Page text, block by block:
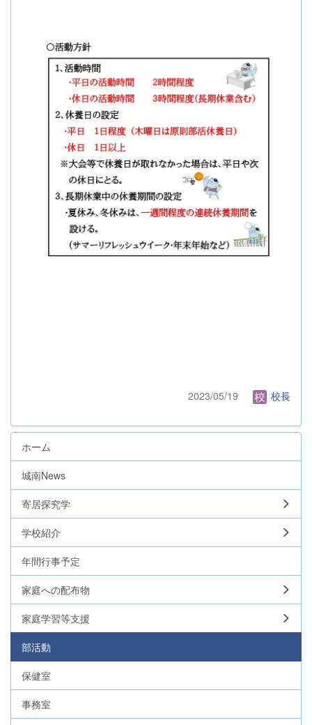
2023/05/19 校長
ホーム
城南News
寄居探究学
学校紹介
年間行事予定
家庭への配布物
家庭学習等支援
部活動
保健室
事務室